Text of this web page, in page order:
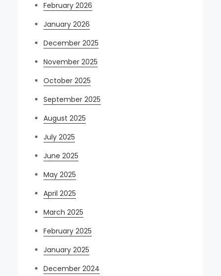
February 2026
January 2026
December 2025
November 2025
October 2025
September 2025
August 2025
July 2025
June 2025
May 2025
April 2025
March 2025
February 2025
January 2025
December 2024